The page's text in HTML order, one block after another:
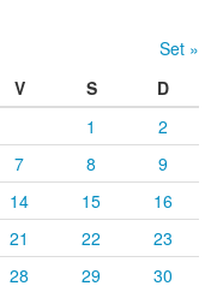
Set »
V S
D
1
2
7 8
9
14 15
16
21 22
23
28 29 30